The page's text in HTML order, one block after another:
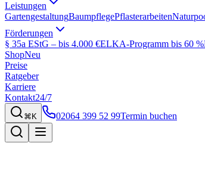
Leistungen
GartengestaltungBaumpflegePflasterarbeiten
Förderungen
§ 35a EStG – bis 4.000 €ELKA-Programm bis 60 %
ShopNeu
Preise
Ratgeber
Karriere
Kontakt24/7
⌘K 02064 399 52 99Termin buchen